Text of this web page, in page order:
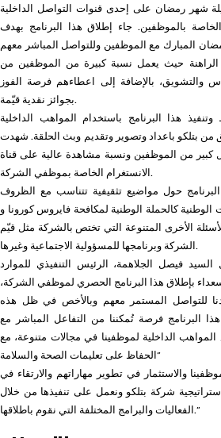
شهر رمضان على إحدى قنوات التواصل الداخلية
بالموظفين. جاء إطلاق هذا البرنامج بهدف
المبارك مع الموظفين وللتواصل المباشر معهم
حيث يعمل نسبة كبيرة من الموظفين من
والتشويق، بالإضافة إلى اعطاءهم فرصة الفوز
بجوائز نقدية قيّمة.
هذا البرنامج باستخدام المواهب الداخلية
بتلكو باعداد وتصوير وتقديم وبث الحلقة. شهدت
كبير من الموظفين ونسبة مشاهدة عالية على قناة
الانستغرام الخاصة بموظفي الشركة.
حول مواضيع تثقيفية تتناسب مع الظروف
الوطنية كالحملة الوطنية لمكافحة فايروس كورونا و
الأخرى المتنوعة التي تختص بالشركة مثل قيّم
الشركة وبرنامجها للمسؤولية الاجتماعية وغيرها.
السيد فيصل الجلاهمة، الرئيس التنفيذي للموارد
بإطلاق هذا البرنامج الحصري لموظفي الشركة،
للتواصل المستمر معهم وبالأخص في ظل هذه
البرنامج فرصة تُمكننا من التفاعل المباشر مع
الداخلية لموظفينا في مجالات متنوعة، مع
الحفاظ على تعليمات الصحة والسلامة”
والاستثمار في تطوير مهاراتهم والارتقاء في
شركة بتلكو ونعمل على تنفيذها من خلال
الفعاليات والبرامج المختلفة التي نقوم باطلاقها.”